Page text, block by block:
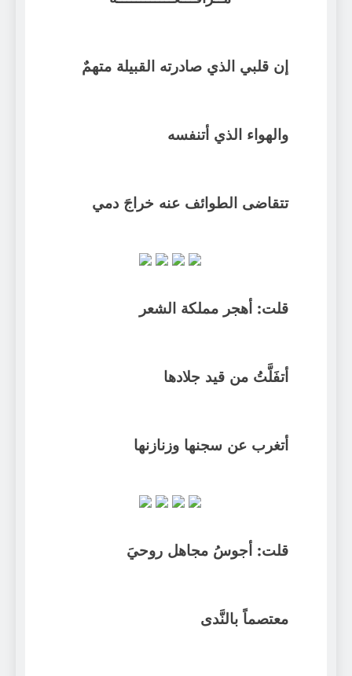
إن قلبي الذي صادرته القبيلة متهمٌ
والهواء الذي أتنفسه
تتقاضى الطوائف عنه خراجَ دمي
قلت: أهجر مملكة الشعر
أتفَلَّتُ من قيد جلادها
أتغرب عن سجنها وزنازنها
قلت: أجوسُ مجاهل روحيَ
معتصماً بالنَّدى